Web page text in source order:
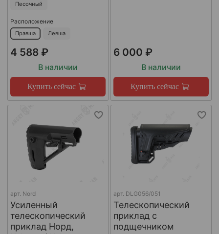
Песочный
Расположение
Правша Левша
4 588 ₽
В наличии
Купить сейчас
6 000 ₽
В наличии
Купить сейчас
арт. Nord
Усиленный
телескопический
приклад Норд,
арт. DLG056/051
Телескопический
приклад с
подщечником